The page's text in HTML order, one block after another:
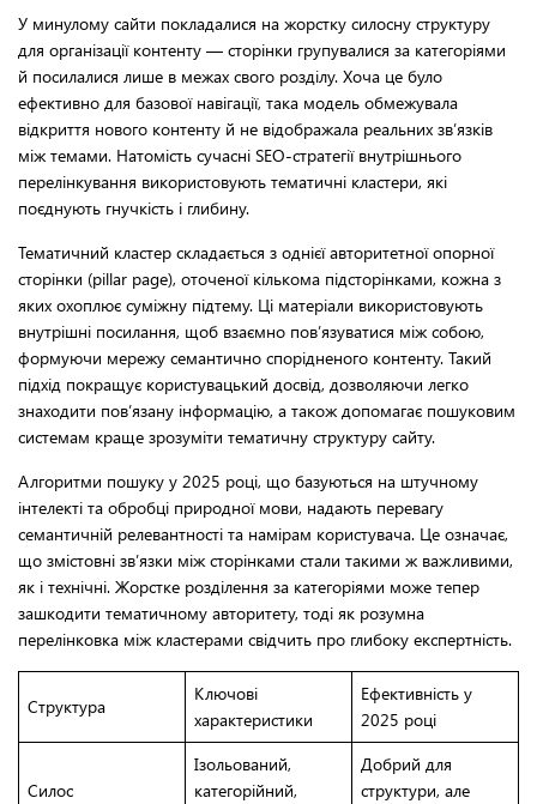
У минулому сайти покладалися на жорстку силосну структуру
для організації контенту — сторінки групувалися за категоріями
й посилалися лише в межах свого розділу. Хоча це було
ефективно для базової навігації, така модель обмежувала
відкриття нового контенту й не відображала реальних зв’язків
між темами. Натомість сучасні SEO-стратегії внутрішнього
перелінкування використовують тематичні кластери, які
поєднують гнучкість і глибину.
Тематичний кластер складається з однієї авторитетної опорної
сторінки (pillar page), оточеної кількома підсторінками, кожна з
яких охоплює суміжну підтему. Ці матеріали використовують
внутрішні посилання, щоб взаємно пов’язуватися між собою,
формуючи мережу семантично спорідненого контенту. Такий
підхід покращує користувацький досвід, дозволяючи легко
знаходити пов’язану інформацію, а також допомагає пошуковим
системам краще зрозуміти тематичну структуру сайту.
Алгоритми пошуку у 2025 році, що базуються на штучному
інтелекті та обробці природної мови, надають перевагу
семантичній релевантності та намірам користувача. Це означає,
що змістовні зв’язки між сторінками стали такими ж важливими,
як і технічні. Жорстке розділення за категоріями може тепер
зашкодити тематичному авторитету, тоді як розумна
перелінковка між кластерами свідчить про глибоку експертність.
Структура
Ключові
характеристики
Ефективність у
2025 році
Силос
Ізольований,
категорійний,
Добрий для
структури, але